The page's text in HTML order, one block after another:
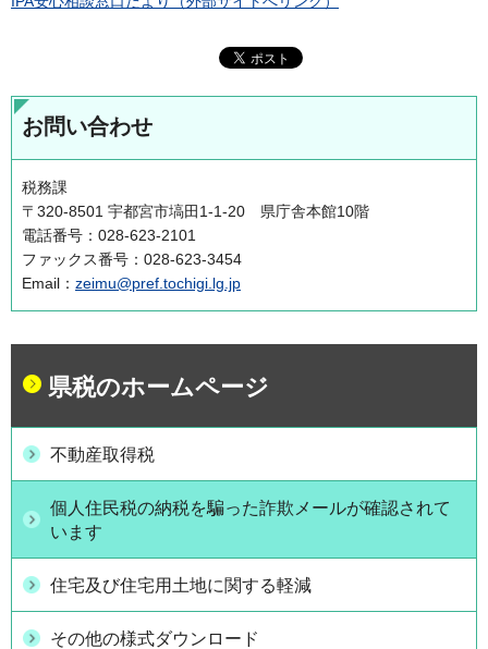
お問い合わせ
税務課
〒320-8501 宇都宮市塙田1-1-20 県庁舎本館10階
電話番号：028-623-2101
ファックス番号：028-623-3454
Email： zeimu@pref.tochigi.lg.jp
県税のホームページ
不動産取得税
個人住民税の納税を騙った詐欺メールが確認されて
います
住宅及び住宅用土地に関する軽減
その他の様式ダウンロード